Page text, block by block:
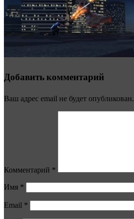
Добавить комментарий
Ваш адрес email не будет опубликован.
Комментарий *
Имя *
Email *